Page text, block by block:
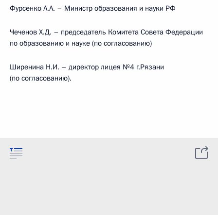
Фурсенко А.А. – Министр образования и науки РФ
Чеченов Х.Д. – председатель Комитета Совета Федерации
по образованию и науке (по согласованию)
Ширенина Н.И. – директор лицея №4 г.Рязани
(по согласованию).